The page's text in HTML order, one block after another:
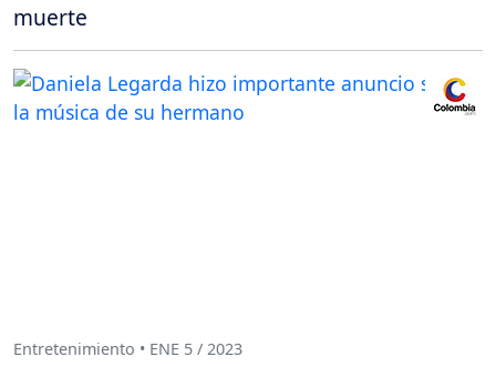
muerte
Entretenimiento • ENE 5 / 2023